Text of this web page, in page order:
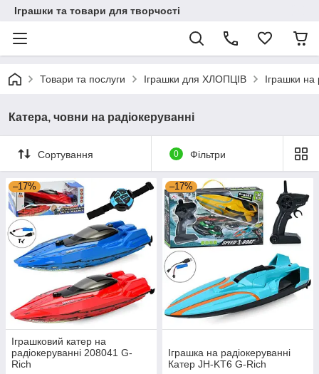
Іграшки та товари для творчості
Товари та послуги Іграшки для ХЛОПЦІВ Іграшки на
Катера, човни на радіокеруванні
Сортування 0 Фільтри
–17%
Іграшковий катер на
радіокеруванні 208041 G-
Rich
–17%
Іграшка на радіокеруванні
Катер JH-KT6 G-Rich